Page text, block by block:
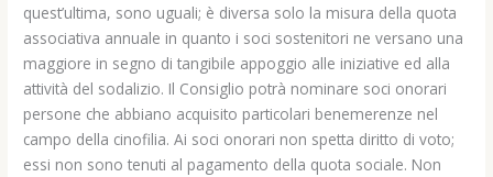
quest’ultima, sono uguali; è diversa solo la misura della quota
associativa annuale in quanto i soci sostenitori ne versano una
maggiore in segno di tangibile appoggio alle iniziative ed alla
attività del sodalizio. Il Consiglio potrà nominare soci onorari
persone che abbiano acquisito particolari benemerenze nel
campo della cinofilia. Ai soci onorari non spetta diritto di voto;
essi non sono tenuti al pagamento della quota sociale. Non